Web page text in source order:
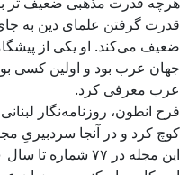
قدرت گرفتن علمای دین به
ضعیف می‌کند. او یکی از
جهان عرب بود و اولین کسی
عرب معرفی کرد.
کوچ کرد و در آنجا سردبیریِ